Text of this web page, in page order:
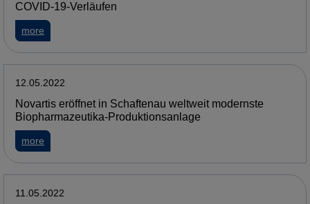
COVID-19-Verläufen
more
12.05.2022
Novartis eröffnet in Schaftenau weltweit modernste
Biopharmazeutika-Produktionsanlage
more
11.05.2022